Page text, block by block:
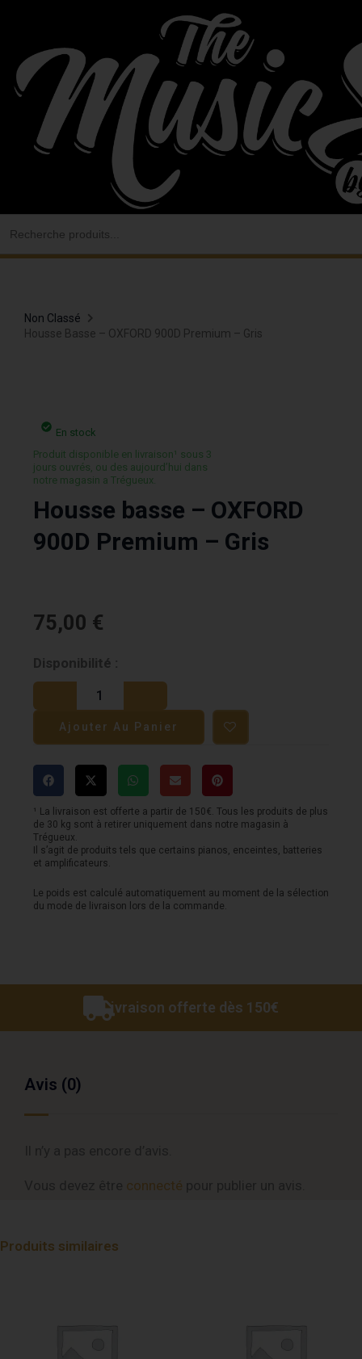
contenu
Non Classé
Housse Basse – OXFORD 900D Premium – Gris
En stock
Produit disponible en livraison¹ sous 3
jours ouvrés, ou des aujourd’hui dans
notre magasin a Trégueux.
Housse basse – OXFORD
900D Premium – Gris
75,00 €
Disponibilité :
quantité
de
Housse
basse
OXFORD
900D
Premium
-
Ajouter Au Panier
¹ La livraison est offerte a partir de 150€. Tous les produits de plus
de 30 kg sont à retirer uniquement dans notre magasin à
Trégueux.
Il s’agit de produits tels que certains pianos, enceintes, batteries
et amplificateurs.
Le poids est calculé automatiquement au moment de la sélection
du mode de livraison lors de la commande.
Livraison offerte dès 150€
Avis (0)
connecté
Produits similaires